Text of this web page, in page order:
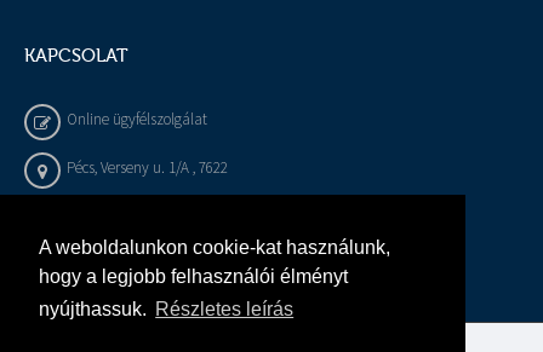
A weboldalunkon cookie-kat használunk,
hogy a legjobb felhasználói élményt
nyújthassuk. Részletes leírás
KAPCSOLAT
Online ügyfélszolgálat
Pécs, Verseny u. 1/A , 7622
info@gepeszbolt.hu